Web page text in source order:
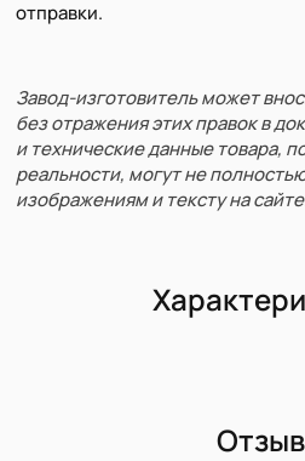
отправки.
Завод-изготовитель может
без отражения этих правок в
и технические данные товара,
реальности, могут не
изображениям и тексту на